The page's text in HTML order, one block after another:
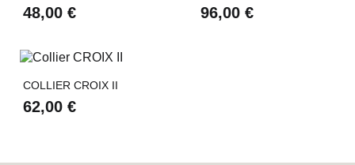
48,00 € 96,00 €
COLLIER CROIX II
62,00 €